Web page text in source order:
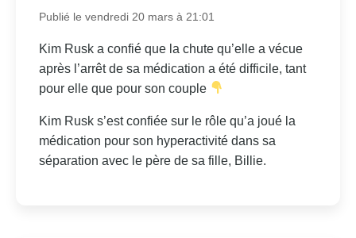
Publié le vendredi 20 mars à 21:01
Kim Rusk a confié que la chute qu’elle a vécue
après l’arrêt de sa médication a été difficile, tant
pour elle que pour son couple
Kim Rusk s’est confiée sur le rôle qu’a joué la
médication pour son hyperactivité dans sa
séparation avec le père de sa fille, Billie.